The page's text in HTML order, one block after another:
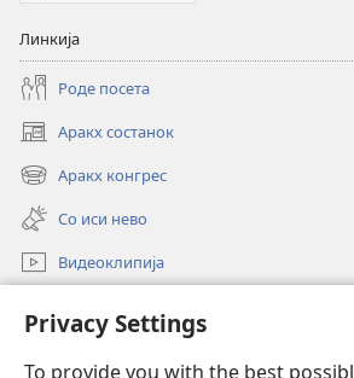
Privacy Settings
To provide you with the best
Линкија
Роде посета
Аракх состанок
(opens
new
window)
Аракх конгрес
(opens
new
window)
Со иси нево
Видеоклипија
Донацие